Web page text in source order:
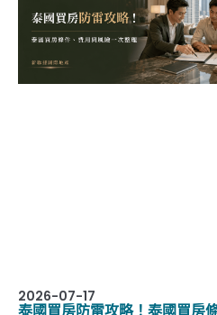
2026-07-17
泰國買房防雷攻略！泰國買房